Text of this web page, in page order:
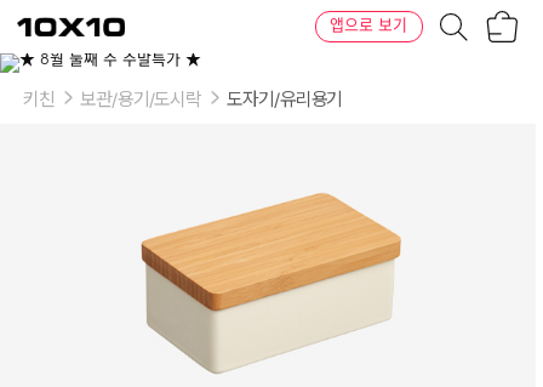
텐
바
텐
앱으로 보기
이
상
키친 보관/용기/도시락 도자기/유리용기